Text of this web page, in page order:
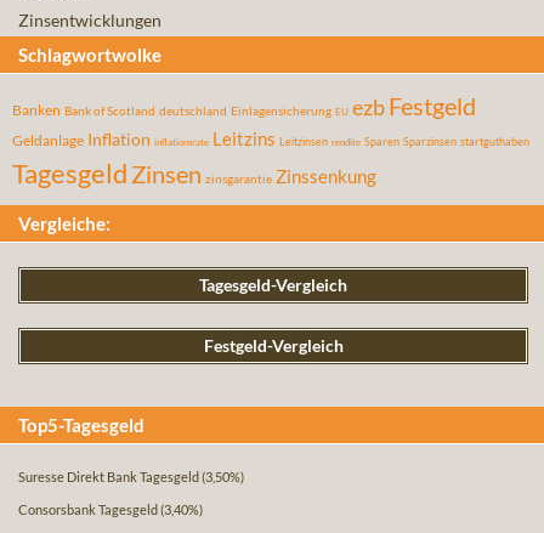
Zinsentwicklungen
Schlagwortwolke
Banken Bank of Scotland deutschland Einlagensicherung EU ezbFestgeld
Geldanlage Inflation inflationsrate Leitzins Leitzinsen rendite Sparen Sparzinsen startguthaben
Tagesgeld Zinsen zinsgarantie Zinssenkung
Vergleiche:
Tagesgeld-Vergleich
Festgeld-Vergleich
Top5-Tagesgeld
Suresse Direkt Bank Tagesgeld (3,50%)
Consorsbank Tagesgeld (3,40%)